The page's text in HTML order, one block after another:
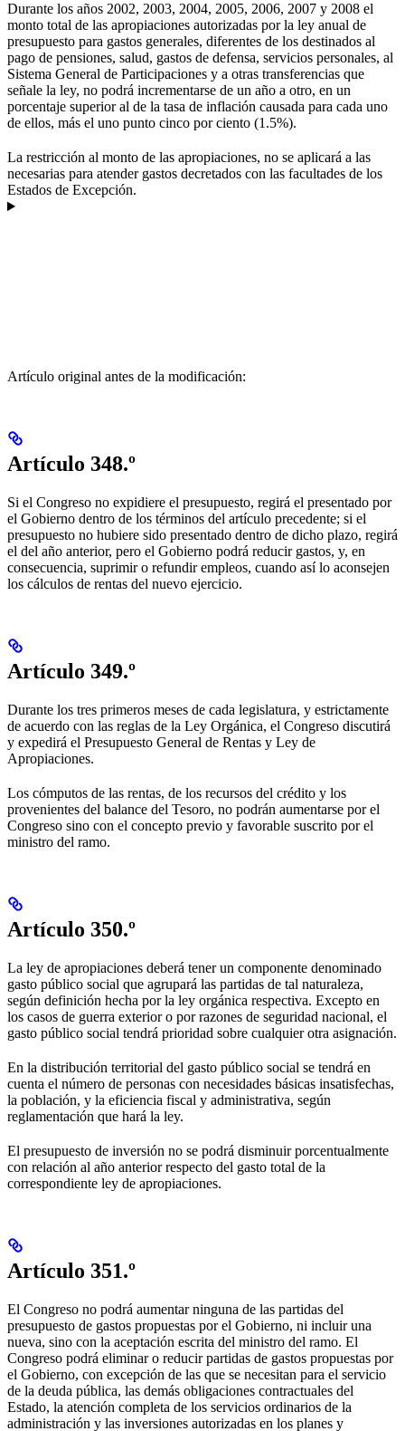
Durante los años 2002, 2003, 2004, 2005, 2006, 2007 y 2008 el
monto total de las apropiaciones autorizadas por la ley anual de
presupuesto para gastos generales, diferentes de los destinados al
pago de pensiones, salud, gastos de defensa, servicios personales, al
Sistema General de Participaciones y a otras transferencias que
señale la ley, no podrá incrementarse de un año a otro, en un
porcentaje superior al de la tasa de inflación causada para cada uno
de ellos, más el uno punto cinco por ciento (1.5%).
La restricción al monto de las apropiaciones, no se aplicará a las
necesarias para atender gastos decretados con las facultades de los
Estados de Excepción.
Artículo original antes de la modificación:
Artículo 348.º
Si el Congreso no expidiere el presupuesto, regirá el presentado por
el Gobierno dentro de los términos del artículo precedente; si el
presupuesto no hubiere sido presentado dentro de dicho plazo, regirá
el del año anterior, pero el Gobierno podrá reducir gastos, y, en
consecuencia, suprimir o refundir empleos, cuando así lo aconsejen
los cálculos de rentas del nuevo ejercicio.
Artículo 349.º
Durante los tres primeros meses de cada legislatura, y estrictamente
de acuerdo con las reglas de la Ley Orgánica, el Congreso discutirá
y expedirá el Presupuesto General de Rentas y Ley de
Apropiaciones.
Los cómputos de las rentas, de los recursos del crédito y los
provenientes del balance del Tesoro, no podrán aumentarse por el
Congreso sino con el concepto previo y favorable suscrito por el
ministro del ramo.
Artículo 350.º
La ley de apropiaciones deberá tener un componente denominado
gasto público social que agrupará las partidas de tal naturaleza,
según definición hecha por la ley orgánica respectiva. Excepto en
los casos de guerra exterior o por razones de seguridad nacional, el
gasto público social tendrá prioridad sobre cualquier otra asignación.
En la distribución territorial del gasto público social se tendrá en
cuenta el número de personas con necesidades básicas insatisfechas,
la población, y la eficiencia fiscal y administrativa, según
reglamentación que hará la ley.
El presupuesto de inversión no se podrá disminuir porcentualmente
con relación al año anterior respecto del gasto total de la
correspondiente ley de apropiaciones.
Artículo 351.º
El Congreso no podrá aumentar ninguna de las partidas del
presupuesto de gastos propuestas por el Gobierno, ni incluir una
nueva, sino con la aceptación escrita del ministro del ramo. El
Congreso podrá eliminar o reducir partidas de gastos propuestas por
el Gobierno, con excepción de las que se necesitan para el servicio
de la deuda pública, las demás obligaciones contractuales del
Estado, la atención completa de los servicios ordinarios de la
administración y las inversiones autorizadas en los planes y